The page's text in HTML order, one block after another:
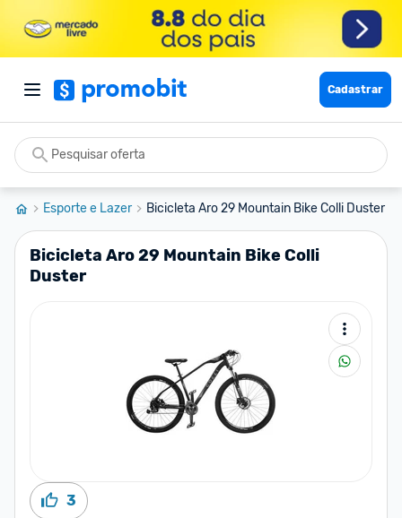
Cadastrar
Esporte e Lazer Bicicleta Aro 29 Mountain Bike Colli Duster
Bicicleta Aro 29 Mountain Bike Colli
Duster
3